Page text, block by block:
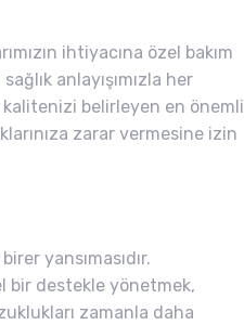
ihtiyacına özel bakım
anlayışımızla her
kalitenizi belirleyen en önemli
zarar vermesine izin
yansımasıdır.
bir destekle yönetmek,
zamanla daha